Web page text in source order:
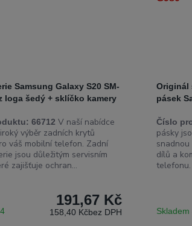
Samsung Galaxy S20 SM-
loga šedý + sklíčko kamery
66712 V naší nabídce
výběr zadních krytů
váš mobilní telefon. Zadní
jsou důležitým servisním
zajišťuje ochran...
191,67 Kč
158,40 Kčbez DPH
Originál
pásek
Číslo
pásky
dílů a
Skladem